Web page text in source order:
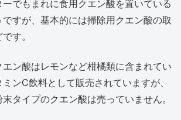
でもまれに食用クエン酸を置いている
すが、基本的には掃除用クエン酸の取
す。
ン酸はレモンなど柑橘類に含まれてい
ンC飲料として販売されていますが、
タイプのクエン酸は売っていません。